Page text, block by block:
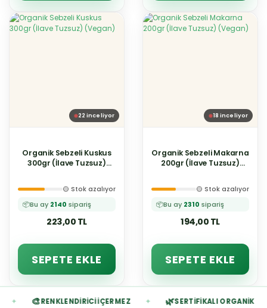
22 inceliyor
Organik Sebzeli Kuskus
300gr (İlave Tuzsuz)
📦Bu ay 2140 sipariş
223,00 TL
🟡 Stok azalıyor
SEPETE EKLE
18 inceliyor
Organik Sebzeli Makarna
200gr (İlave Tuzsuz)
📦Bu ay 2310 sipariş
194,00 TL
🟡 Stok azalıyor
SEPETE EKLE
✦ 🎨RENKLENDIRICI İÇERMEZ ✦ 🌿SERTIFIKALI